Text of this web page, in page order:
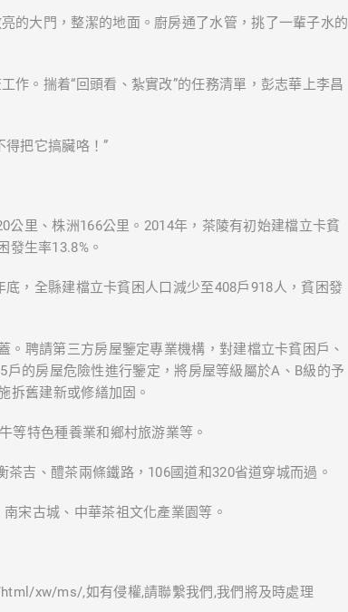
的大門，整潔的地面。廚房通了水管，挑了一輩子水的
作。揣着“回頭看、紮實改”的任務清單，彭志華上李昌
把它搞臟咯！”
里、株洲166公里。2014年，茶陵有初始建檔立卡貧
發生率13.8%。
，全縣建檔立卡貧困人口減少至408戶918人，貧困發
。聘請第三方房屋鑒定專業機構，對建檔立卡貧困戶、
的房屋危險性進行鑒定，將房屋等級屬於A、B級的予
拆舊建新或修繕加固。
等特色種養業和鄉村旅游業等。
吉、醴茶兩條鐵路，106國道和320省道穿城而過。
宋古城、中華茶祖文化產業園等。
xw/ms/,如有侵權,請聯繫我們,我們將及時處理